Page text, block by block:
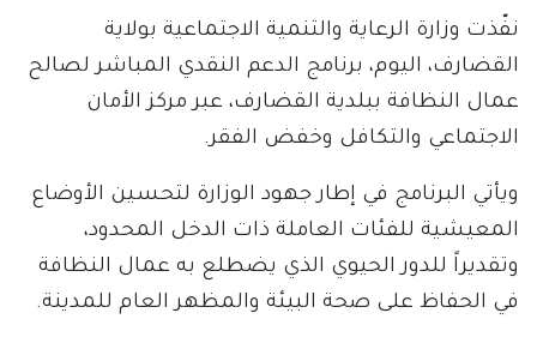
نفّذت وزارة الرعاية والتنمية الاجتماعية بولاية
القضارف، اليوم، برنامج الدعم النقدي المباشر لصالح
عمال النظافة ببلدية القضارف، عبر مركز الأمان
الاجتماعي والتكافل وخفض الفقر.
ويأتي البرنامج في إطار جهود الوزارة لتحسين الأوضاع
المعيشية للفئات العاملة ذات الدخل المحدود،
وتقديراً للدور الحيوي الذي يضطلع به عمال النظافة
في الحفاظ على صحة البيئة والمظهر العام للمدينة.